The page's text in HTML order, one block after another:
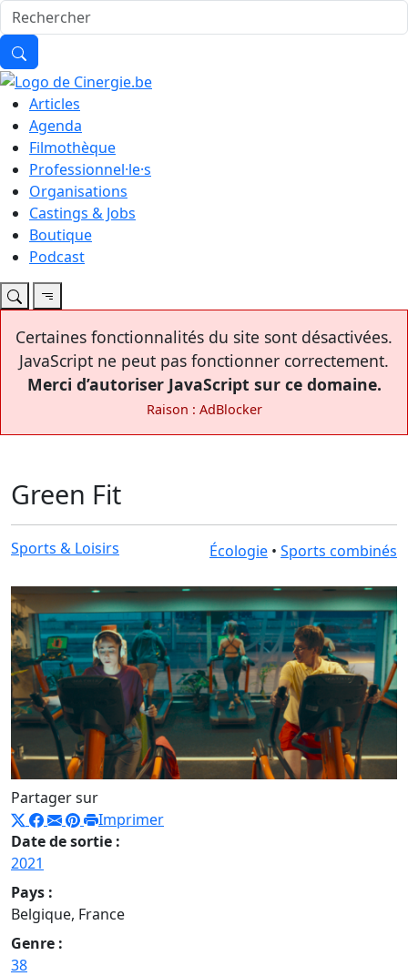
Articles
Agenda
Filmothèque
Professionnel·le·s
Organisations
Castings & Jobs
Boutique
Podcast
Certaines fonctionnalités du site sont désactivées.
JavaScript ne peut pas fonctionner correctement.
Merci d’autoriser JavaScript sur ce domaine.
Raison : AdBlocker
Green Fit
Sports & Loisirs Écologie • Sports combinés
Partager sur
Imprimer
Date de sortie :
2021
Pays :
Belgique, France
Genre :
38